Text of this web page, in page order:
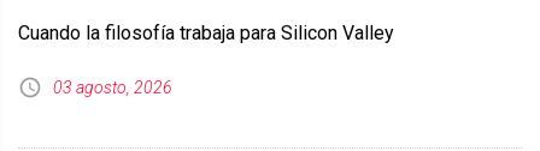
Cuando la filosofía trabaja para Silicon Valley
03 agosto, 2026